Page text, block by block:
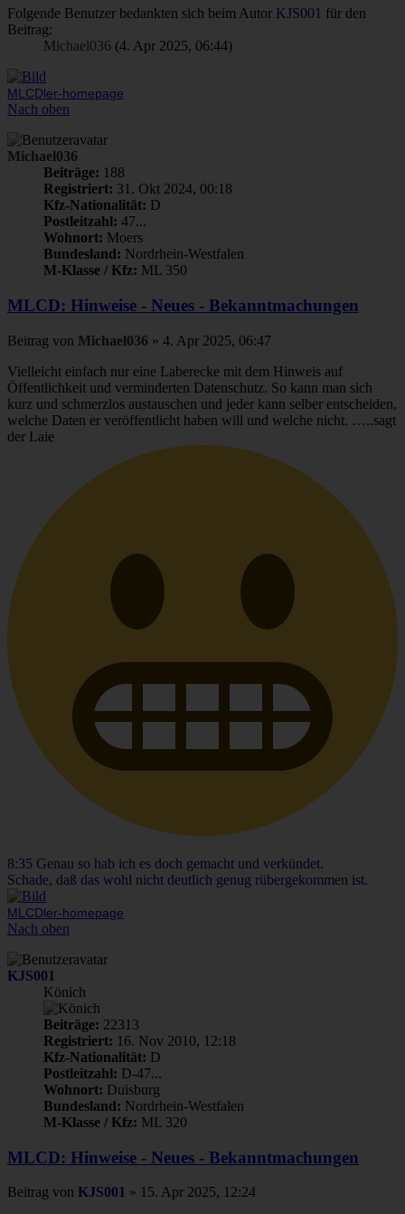
Folgende Benutzer bedankten sich beim Autor KJS001 für den
Beitrag:
Michael036 (4. Apr 2025, 06:44)
MLCDler-homepage
Nach oben
Michael036
Beiträge: 188
Registriert: 31. Okt 2024, 00:18
Kfz-Nationalität: D
Postleitzahl: 47...
Wohnort: Moers
Bundesland: Nordrhein-Westfalen
M-Klasse / Kfz: ML 350
MLCD: Hinweise - Neues - Bekanntmachungen
Beitrag von Michael036 » 4. Apr 2025, 06:47
Vielleicht einfach nur eine Laberecke mit dem Hinweis auf
Öffentlichkeit und verminderten Datenschutz. So kann man sich
kurz und schmerzlos austauschen und jeder kann selber entscheiden,
welche Daten er veröffentlicht haben will und welche nicht. …..sagt
der Laie
8:35 Genau so hab ich es doch gemacht und verkündet.
Schade, daß das wohl nicht deutlich genug rübergekommen ist.
MLCDler-homepage
Nach oben
KJS001
Könich
Beiträge: 22313
Registriert: 16. Nov 2010, 12:18
Kfz-Nationalität: D
Postleitzahl: D-47...
Wohnort: Duisburg
Bundesland: Nordrhein-Westfalen
M-Klasse / Kfz: ML 320
MLCD: Hinweise - Neues - Bekanntmachungen
Beitrag von KJS001 » 15. Apr 2025, 12:24